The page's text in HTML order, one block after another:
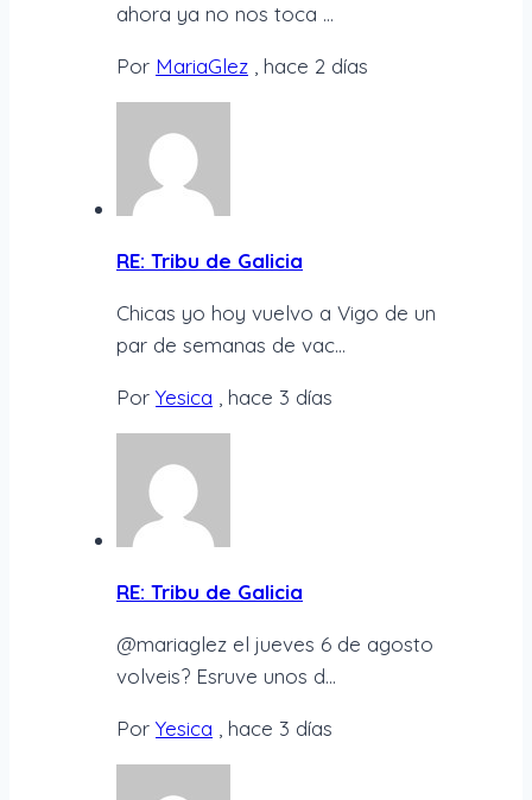
ahora ya no nos toca ...
Por MariaGlez hace 2 días
RE: Tribu de Galicia
Chicas yo hoy vuelvo a Vigo de un
par de semanas de vac...
Por Yesica hace 3 días
RE: Tribu de Galicia
@mariaglez el jueves 6 de agosto
volveis? Esruve unos d...
Por Yesica hace 3 días